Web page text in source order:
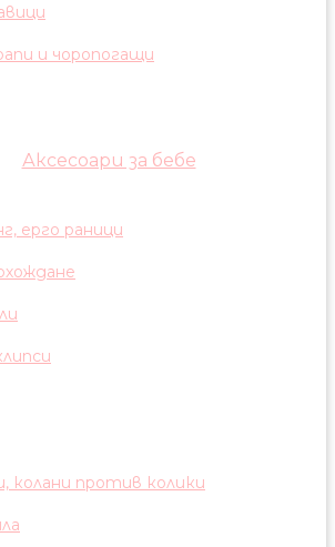
и чоропогащи
Аксесоари за бебе
ерго раници
колани против колики